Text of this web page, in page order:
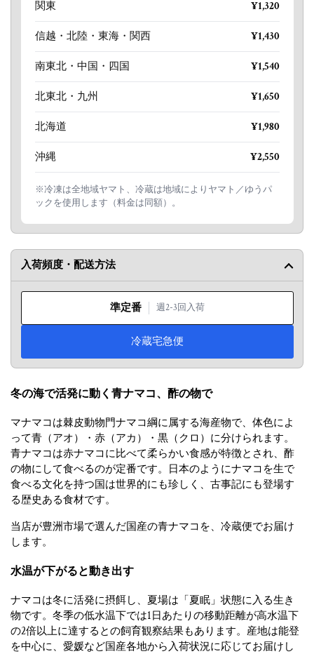
関東 ¥1,320
信越・北陸・東海・関西 ¥1,430
南東北・中国・四国 ¥1,540
北東北・九州 ¥1,650
北海道 ¥1,980
沖縄 ¥2,550
※冷凍は全地域ヤマト、冷蔵は地域によりヤマト／ゆうパ
ックを使用します（料金は同額）。
入荷頻度・配送方法
準定番 週2-3回入荷
冷蔵宅急便
冬の海で活発に動く青ナマコ、酢の物で
マナマコは棘皮動物門ナマコ綱に属する海産物で、体色によ
って青（アオ）・赤（アカ）・黒（クロ）に分けられます。
青ナマコは赤ナマコに比べて柔らかい食感が特徴とされ、酢
の物にして食べるのが定番です。日本のようにナマコを生で
食べる文化を持つ国は世界的にも珍しく、古事記にも登場す
る歴史ある食材です。
当店が豊洲市場で選んだ国産の青ナマコを、冷蔵便でお届け
します。
水温が下がると動き出す
ナマコは冬に活発に摂餌し、夏場は「夏眠」状態に入る生き
物です。冬季の低水温下では1日あたりの移動距離が高水温下
の2倍以上に達するとの飼育観察結果もあります。産地は能登
を中心に、愛媛など国産各地から入荷状況に応じてお届けし